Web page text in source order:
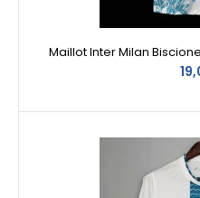
Maillot Inter Milan